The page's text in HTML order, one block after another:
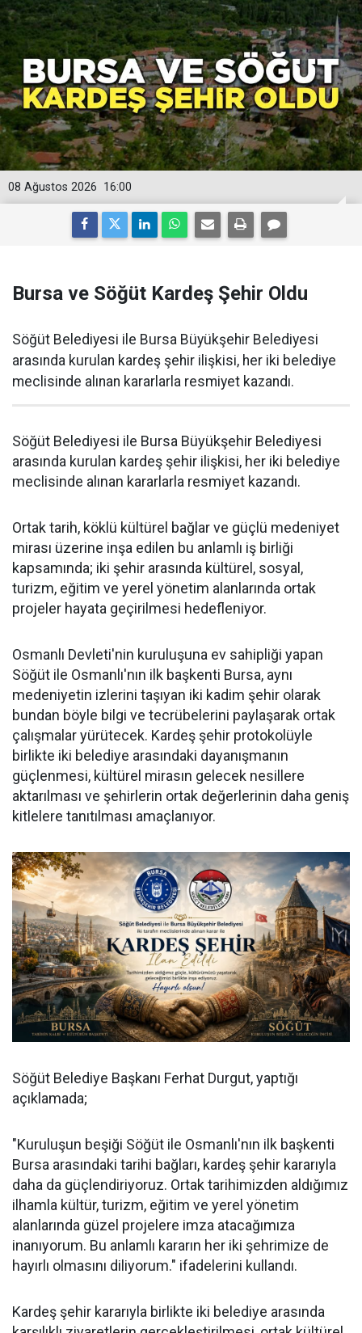
16:00
08 Ağustos 2026
Bursa ve Söğüt Kardeş Şehir Oldu
Söğüt Belediyesi ile Bursa Büyükşehir Belediyesi
arasında kurulan kardeş şehir ilişkisi, her iki belediye
meclisinde alınan kararlarla resmiyet kazandı.
Söğüt Belediyesi ile Bursa Büyükşehir Belediyesi
arasında kurulan kardeş şehir ilişkisi, her iki belediye
meclisinde alınan kararlarla resmiyet kazandı.
Ortak tarih, köklü kültürel bağlar ve güçlü medeniyet
mirası üzerine inşa edilen bu anlamlı iş birliği
kapsamında; iki şehir arasında kültürel, sosyal,
turizm, eğitim ve yerel yönetim alanlarında ortak
projeler hayata geçirilmesi hedefleniyor.
Osmanlı Devleti'nin kuruluşuna ev sahipliği yapan
Söğüt ile Osmanlı'nın ilk başkenti Bursa, aynı
medeniyetin izlerini taşıyan iki kadim şehir olarak
bundan böyle bilgi ve tecrübelerini paylaşarak ortak
çalışmalar yürütecek. Kardeş şehir protokolüyle
birlikte iki belediye arasındaki dayanışmanın
güçlenmesi, kültürel mirasın gelecek nesillere
aktarılması ve şehirlerin ortak değerlerinin daha geniş
kitlelere tanıtılması amaçlanıyor.
Söğüt Belediye Başkanı Ferhat Durgut, yaptığı
açıklamada;
"Kuruluşun beşiği Söğüt ile Osmanlı'nın ilk başkenti
Bursa arasındaki tarihi bağları, kardeş şehir kararıyla
daha da güçlendiriyoruz. Ortak tarihimizden aldığımız
ilhamla kültür, turizm, eğitim ve yerel yönetim
alanlarında güzel projelere imza atacağımıza
inanıyorum. Bu anlamlı kararın her iki şehrimize de
hayırlı olmasını diliyorum." ifadelerini kullandı.
Kardeş şehir kararıyla birlikte iki belediye arasında